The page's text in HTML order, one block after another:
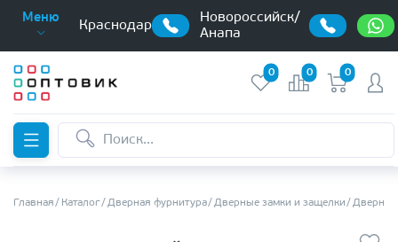
Меню
Краснодар
Новороссийск/
Анапа
0 0 0
Главная Каталог Дверная фурнитура Дверные замки и защелки